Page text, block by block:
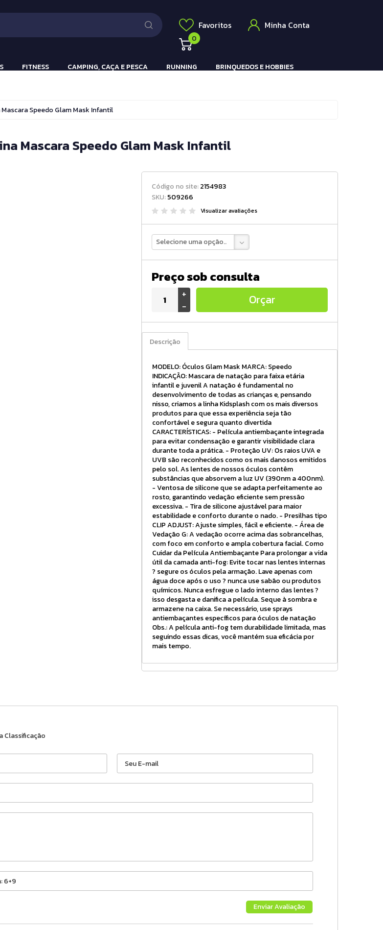
Favoritos Minha Conta
0
FITNESS CAMPING, CAÇA E PESCA RUNNING BRINQUEDOS E HOBBIES
Lanternas Pistola e Rifle Elétrico
Luva
Speedo Glam Mask Infantil
Mascara Speedo Glam Mask Infantil
Código no site:2154983
SKU:509266
Visualizar avaliações
Selecione uma opção..
Preço sob consulta
+
-
Orçar
Descrição
MODELO: Óculos Glam Mask MARCA: Speedo
INDICAÇÃO: Mascara de natação para faixa etária
infantil e juvenil A natação é fundamental no
desenvolvimento de todas as crianças e, pensando
nisso, criamos a linha Kidsplash com os mais diversos
produtos para que essa experiência seja tão
confortável e segura quanto divertida
CARACTERÍSTICAS: - Película antiembaçante integrada
para evitar condensação e garantir visibilidade clara
durante toda a prática. - Proteção UV: Os raios UVA e
UVB são reconhecidos como os mais danosos emitidos
pelo sol. As lentes de nossos óculos contêm
substâncias que absorvem a luz UV (390nm a 400nm).
- Ventosa de silicone que se adapta perfeitamente ao
rosto, garantindo vedação eficiente sem pressão
excessiva. - Tira de silicone ajustável para maior
estabilidade e conforto durante o nado. - Presilhas tipo
CLIP ADJUST: Ajuste simples, fácil e eficiente. - Área de
Vedação G: A vedação ocorre acima das sobrancelhas,
com foco em conforto e ampla cobertura facial. Como
Cuidar da Película Antiembaçante Para prolongar a vida
útil da camada anti-fog: Evite tocar nas lentes internas
? segure os óculos pela armação. Lave apenas com
água doce após o uso ? nunca use sabão ou produtos
químicos. Nunca esfregue o lado interno das lentes ?
isso desgasta e danifica a película. Seque à sombra e
armazene na caixa. Se necessário, use sprays
antiembaçantes específicos para óculos de natação
Obs.: A película anti-fog tem durabilidade limitada, mas
seguindo essas dicas, você mantém sua eficácia por
mais tempo.
Classificação